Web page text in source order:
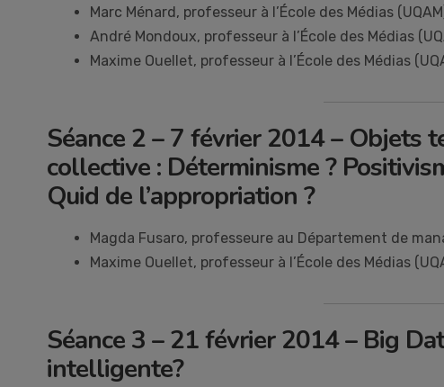
Marc Ménard, professeur à l’École des Médias
André Mondoux, professeur à l’École des Médias
Maxime Ouellet, professeur à l’École des Médias
Séance 2 – 7 février 2014 – Objets
collective : Déterminisme ?
Quid de l’appropriation ?
Magda Fusaro, professeure au Département de
Maxime Ouellet, professeur à l’École des Médias
Séance 3 – 21 février 2014 – Big
intelligente?